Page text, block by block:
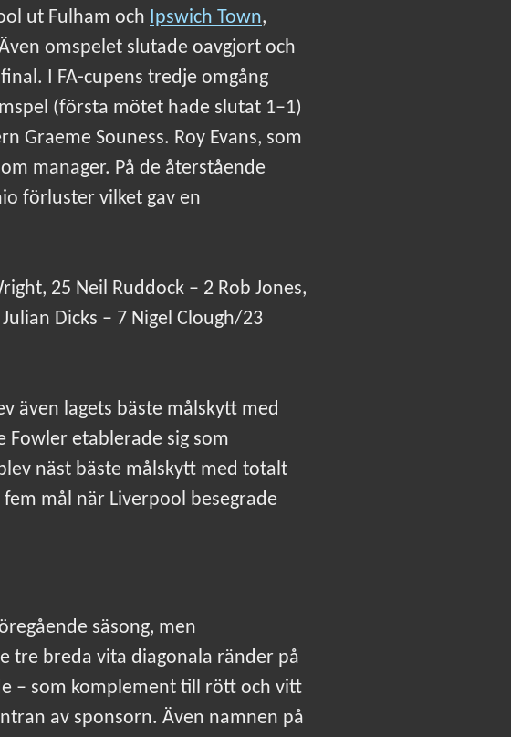
ut Fulham och Ipswich Town,
omspelet slutade oavgjort och
I FA-cupens tredje omgång
(första mötet hade slutat 1–1)
Graeme Souness. Roy Evans, som
manager. På de återstående
förluster vilket gav en
25 Neil Ruddock – 2 Rob Jones,
Dicks – 7 Nigel Clough/23
även lagets bäste målskytt med
etablerade sig som
näst bäste målskytt med totalt
mål när Liverpool besegrade
säsong, men
tre breda vita diagonala ränder på
– som komplement till rött och vitt
av sponsorn. Även namnen på